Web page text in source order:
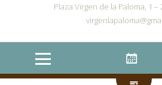
Plaza Virgen de la Paloma, 1 –
Menu
Widgets
Search